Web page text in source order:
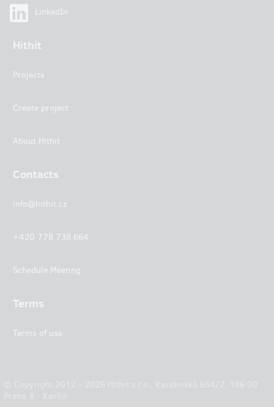
LinkedIn
Hithit
Projects
Create project
About Hithit
Contacts
info@hithit.cz
+420 778 738 664
Schedule Meeting
Terms
Terms of use